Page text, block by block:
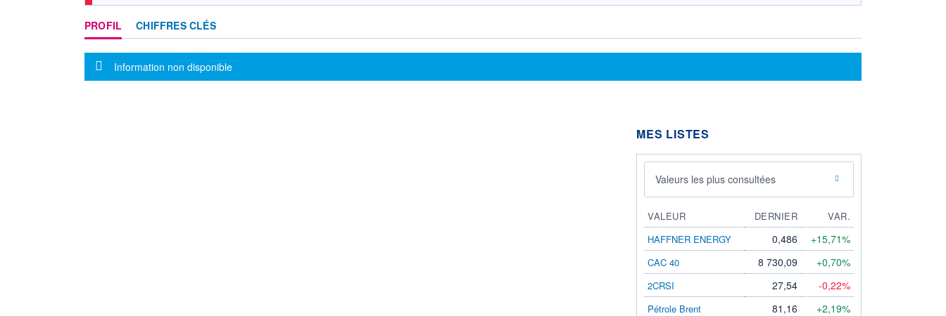
PROFIL CHIFFRES CLÉS
Message d'information
Information non disponible
MES LISTES
Valeurs les plus consultées
VALEUR DERNIER
VAR.
HAFFNER ENERGY
0,486 +15,71%
CAC 40 8 730,09 +0,70%
2CRSI 27,54 -0,22%
Pétrole Brent 81,16 +2,19%